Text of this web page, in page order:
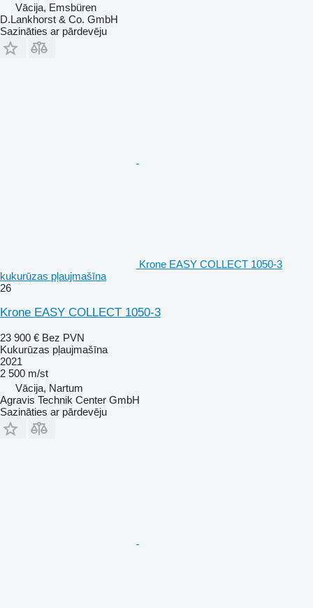
Vācija, Emsbüren
D.Lankhorst & Co. GmbH
Sazināties ar pārdevēju
Krone EASY COLLECT 1050-3
kukurūzas pļaujmašīna
26
Krone EASY COLLECT 1050-3
23 900 € Bez PVN
Kukurūzas pļaujmašīna
2021
2 500 m/st
Vācija, Nartum
Agravis Technik Center GmbH
Sazināties ar pārdevēju